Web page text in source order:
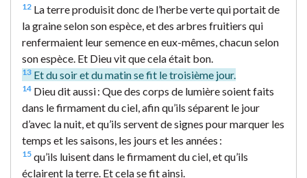
12 La terre produisit donc de l’herbe verte qui portait de
la graine selon son espèce, et des arbres fruitiers qui
renfermaient leur semence en eux-mêmes, chacun selon
son espèce. Et Dieu vit que cela était bon.
13 Et du soir et du matin se fit le troisième jour.
14 Dieu dit aussi : Que des corps de lumière soient faits
dans le firmament du ciel, afin qu’ils séparent le jour
d’avec la nuit, et qu’ils servent de signes pour marquer les
temps et les saisons, les jours et les années :
15 qu’ils luisent dans le firmament du ciel, et qu’ils
éclairent la terre. Et cela se fit ainsi.